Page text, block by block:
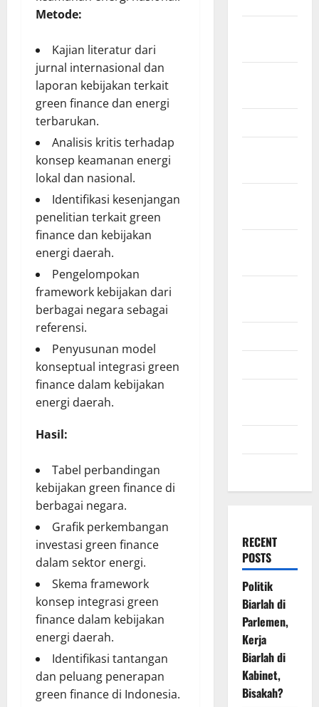
Metode:
Kajian literatur dari
jurnal internasional dan
laporan kebijakan terkait
green finance dan energi
terbarukan.
Analisis kritis terhadap
konsep keamanan energi
lokal dan nasional.
Identifikasi kesenjangan
penelitian terkait green
finance dan kebijakan
energi daerah.
Pengelompokan
framework kebijakan dari
berbagai negara sebagai
referensi.
Penyusunan model
konseptual integrasi green
finance dalam kebijakan
energi daerah.
Hasil:
Tabel perbandingan
kebijakan green finance di
berbagai negara.
Grafik perkembangan
investasi green finance
dalam sektor energi.
Skema framework
konsep integrasi green
finance dalam kebijakan
energi daerah.
Identifikasi tantangan
dan peluang penerapan
green finance di Indonesia.
RECENT
POSTS
Politik
Biarlah di
Parlemen,
Kerja
Biarlah di
Kabinet,
Bisakah?